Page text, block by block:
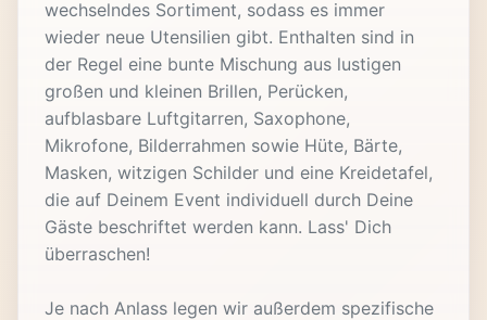
wechselndes Sortiment, sodass es immer
wieder neue Utensilien gibt. Enthalten sind in
der Regel eine bunte Mischung aus lustigen
großen und kleinen Brillen, Perücken,
aufblasbare Luftgitarren, Saxophone,
Mikrofone, Bilderrahmen sowie Hüte, Bärte,
Masken, witzigen Schilder und eine Kreidetafel,
die auf Deinem Event individuell durch Deine
Gäste beschriftet werden kann. Lass' Dich
überraschen!
Je nach Anlass legen wir außerdem spezifische